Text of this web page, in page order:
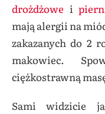
drożdżowe i
mają alergii na
zakazanych do 2
makowiec.
ciężkostrawną
Sami widzicie